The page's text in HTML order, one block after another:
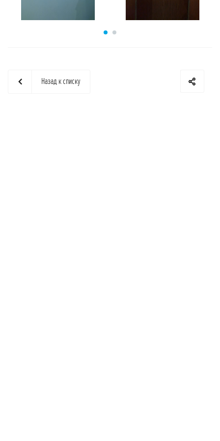
Назад к списку